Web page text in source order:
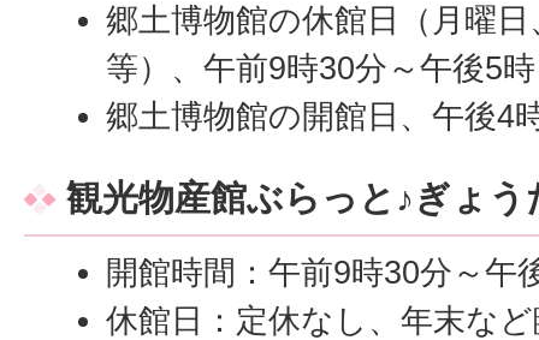
郷土博物館の休館日（月曜
等）、午前9時30分～午後5時
郷土博物館の開館日、午後4
観光物産館ぶらっと♪ぎょう
開館時間：午前9時30分～午
休館日：定休なし、年末な